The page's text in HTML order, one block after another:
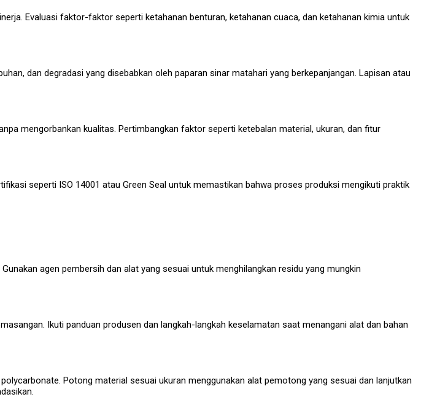
Evaluasi faktor-faktor seperti ketahanan benturan, ketahanan cuaca, dan ketahanan kimia untuk
dan degradasi yang disebabkan oleh paparan sinar matahari yang berkepanjangan. Lapisan atau
mengorbankan kualitas. Pertimbangkan faktor seperti ketebalan material, ukuran, dan fitur
seperti ISO 14001 atau Green Seal untuk memastikan bahwa proses produksi mengikuti praktik
agen pembersih dan alat yang sesuai untuk menghilangkan residu yang mungkin
Ikuti panduan produsen dan langkah-langkah keselamatan saat menangani alat dan bahan
Potong material sesuai ukuran menggunakan alat pemotong yang sesuai dan lanjutkan